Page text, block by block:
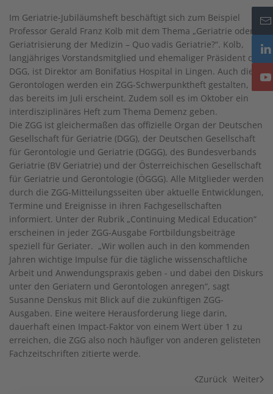
Im Geriatrie-Jubiläumsheft beschäftigt sich zum Beispiel
Professor Gerald Franz Kolb mit dem Thema „Geriatrie oder
Geriatrisierung der Medizin – Quo vadis Geriatrie?“. Kolb,
langjähriges Vorstandsmitglied und ehemaliger Präsident der
DGG, ist Direktor am Bonifatius Hospital in Lingen. Auch die
Gerontologen werden ein ZGG-Schwerpunktheft gestalten,
das bereits im Juli erscheint. Zudem soll es im Oktober ein
interdisziplinäres Heft zum Thema Demenz geben.
Die ZGG ist gleichermaßen das offizielle Organ der Deutschen
Gesellschaft für Geriatrie (DGG), der Deutschen Gesellschaft
für Gerontologie und Geriatrie (DGGG), des Bundesverbands
Geriatrie (BV Geriatrie) und der Österreichischen Gesellschaft
für Geriatrie und Gerontologie (ÖGGG). Alle Mitglieder werden
durch die ZGG-Mitteilungsseiten über aktuelle Entwicklungen,
Termine und Ereignisse in ihren Fachgesellschaften
informiert. Unter der Rubrik „Continuing Medical Education“
erscheinen in jeder ZGG-Ausgabe Fortbildungsbeiträge
speziell für Geriater. „Wir wollen auch in den kommenden
Jahren wichtige Impulse für die tägliche wissenschaftliche
Arbeit und Anwendungspraxis geben - und dabei den Diskurs
unter den Geriatern und Gerontologen anregen“, sagt
Susanne Denskus mit Blick auf die zukünftigen ZGG-
Ausgaben. Eine weitere Herausforderung liege darin,
dauerhaft einen Impact-Faktor von einem Wert über 1 zu
erreichen, die ZGG also noch häufiger von anderen gelisteten
Fachzeitschriften zitierte werde.
Zurück Weiter